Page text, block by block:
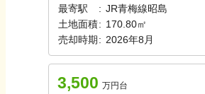
最寄駅
: JR青梅線昭島
土地面積: 170.80㎡
売却時期 : 2026年8月
3,500 万円台